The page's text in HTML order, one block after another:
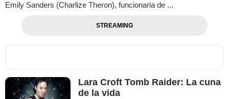
Emily Sanders (Charlize Theron), funcionaria de ...
STREAMING
Lara Croft Tomb Raider: La cuna
de la vida